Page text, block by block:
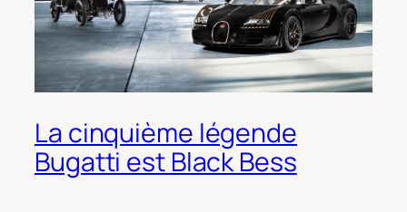
La cinquième légende
Bugatti est Black Bess